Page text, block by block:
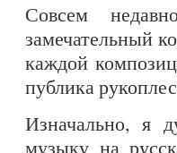
Совсем
замечательный
каждой
публика
Изначально, я
музыку на